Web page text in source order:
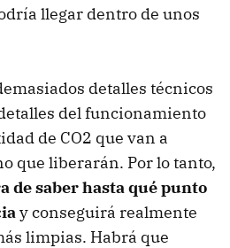
llegar dentro de unos
detalles técnicos
del funcionamiento
de CO2 que van a
que liberarán. Por lo tanto,
de saber hasta qué punto
y conseguirá realmente
limpias. Habrá que